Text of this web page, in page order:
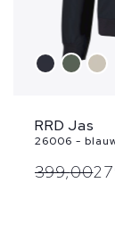
RRD Jas
26006 -
399,00